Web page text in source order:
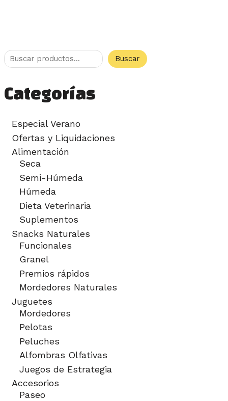
Buscar
Categorías
Especial Verano
Ofertas y Liquidaciones
Alimentación
Seca
Semi-Húmeda
Húmeda
Dieta Veterinaria
Suplementos
Snacks Naturales
Funcionales
Granel
Premios rápidos
Mordedores Naturales
Juguetes
Mordedores
Pelotas
Peluches
Alfombras Olfativas
Juegos de Estrategia
Accesorios
Paseo